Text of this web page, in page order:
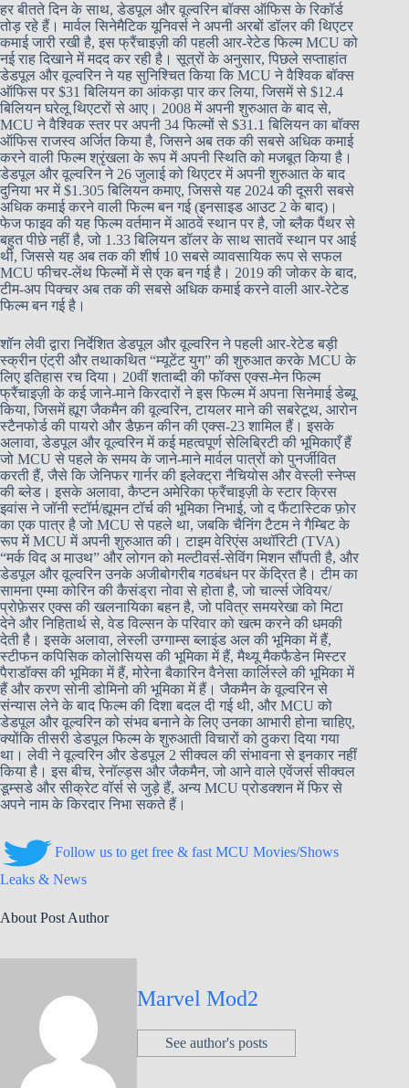
हर बीतते दिन के साथ, डेडपूल और वूल्वरिन बॉक्स ऑफिस के रिकॉर्ड
तोड़ रहे हैं। मार्वल सिनेमैटिक यूनिवर्स ने अपनी अरबों डॉलर की थिएटर
कमाई जारी रखी है, इस फ्रैंचाइज़ी की पहली आर-रेटेड फिल्म MCU को
नई राह दिखाने में मदद कर रही है। सूत्रों के अनुसार, पिछले सप्ताहांत
डेडपूल और वूल्वरिन ने यह सुनिश्चित किया कि MCU ने वैश्विक बॉक्स
ऑफिस पर $31 बिलियन का आंकड़ा पार कर लिया, जिसमें से $12.4
बिलियन घरेलू थिएटरों से आए। 2008 में अपनी शुरुआत के बाद से,
MCU ने वैश्विक स्तर पर अपनी 34 फिल्मों से $31.1 बिलियन का बॉक्स
ऑफिस राजस्व अर्जित किया है, जिसने अब तक की सबसे अधिक कमाई
करने वाली फिल्म श्रृंखला के रूप में अपनी स्थिति को मजबूत किया है।
डेडपूल और वूल्वरिन ने 26 जुलाई को थिएटर में अपनी शुरुआत के बाद
दुनिया भर में $1.305 बिलियन कमाए, जिससे यह 2024 की दूसरी सबसे
अधिक कमाई करने वाली फिल्म बन गई (इनसाइड आउट 2 के बाद)।
फेज फाइव की यह फिल्म वर्तमान में आठवें स्थान पर है, जो ब्लैक पैंथर से
बहुत पीछे नहीं है, जो 1.33 बिलियन डॉलर के साथ सातवें स्थान पर आई
थी, जिससे यह अब तक की शीर्ष 10 सबसे व्यावसायिक रूप से सफल
MCU फीचर-लेंथ फिल्मों में से एक बन गई है। 2019 की जोकर के बाद,
टीम-अप पिक्चर अब तक की सबसे अधिक कमाई करने वाली आर-रेटेड
फिल्म बन गई है।
शॉन लेवी द्वारा निर्देशित डेडपूल और वूल्वरिन ने पहली आर-रेटेड बड़ी
स्क्रीन एंट्री और तथाकथित “म्यूटेंट युग” की शुरुआत करके MCU के
लिए इतिहास रच दिया। 20वीं शताब्दी की फॉक्स एक्स-मेन फिल्म
फ्रैंचाइज़ी के कई जाने-माने किरदारों ने इस फिल्म में अपना सिनेमाई डेब्यू
किया, जिसमें ह्यूग जैकमैन की वूल्वरिन, टायलर माने की सबरेटूथ, आरोन
स्टैनफोर्ड की पायरो और डैफ़न कीन की एक्स-23 शामिल हैं। इसके
अलावा, डेडपूल और वूल्वरिन में कई महत्वपूर्ण सेलिब्रिटी की भूमिकाएँ हैं
जो MCU से पहले के समय के जाने-माने मार्वल पात्रों को पुनर्जीवित
करती हैं, जैसे कि जेनिफर गार्नर की इलेक्ट्रा नैचियोस और वेस्ली स्नेप्स
की ब्लेड। इसके अलावा, कैप्टन अमेरिका फ्रैंचाइज़ी के स्टार क्रिस
इवांस ने जॉनी स्टॉर्म/ह्यूमन टॉर्च की भूमिका निभाई, जो द फैंटास्टिक फ़ोर
का एक पात्र है जो MCU से पहले था, जबकि चैनिंग टैटम ने गैम्बिट के
रूप में MCU में अपनी शुरुआत की। टाइम वेरिएंस अथॉरिटी (TVA)
“मर्क विद अ माउथ” और लोगन को मल्टीवर्स-सेविंग मिशन सौंपती है, और
डेडपूल और वूल्वरिन उनके अजीबोगरीब गठबंधन पर केंद्रित है। टीम का
सामना एम्मा कोरिन की कैसंड्रा नोवा से होता है, जो चार्ल्स जेवियर/
प्रोफ़ेसर एक्स की खलनायिका बहन है, जो पवित्र समयरेखा को मिटा
देने और निहितार्थ से, वेड विल्सन के परिवार को खत्म करने की धमकी
देती है। इसके अलावा, लेस्ली उग्गाम्स ब्लाइंड अल की भूमिका में हैं,
स्टीफन कपिसिक कोलोसियस की भूमिका में हैं, मैथ्यू मैकफैडेन मिस्टर
पैराडॉक्स की भूमिका में हैं, मोरेना बैकारिन वैनेसा कार्लिस्ले की भूमिका में
हैं और करण सोनी डोमिनो की भूमिका में हैं। जैकमैन के वूल्वरिन से
संन्यास लेने के बाद फिल्म की दिशा बदल दी गई थी, और MCU को
डेडपूल और वूल्वरिन को संभव बनाने के लिए उनका आभारी होना चाहिए,
क्योंकि तीसरी डेडपूल फिल्म के शुरुआती विचारों को ठुकरा दिया गया
था। लेवी ने वूल्वरिन और डेडपूल 2 सीक्वल की संभावना से इनकार नहीं
किया है। इस बीच, रेनॉल्ड्स और जैकमैन, जो आने वाले एवेंजर्स सीक्वल
डूम्सडे और सीक्रेट वॉर्स से जुड़े हैं, अन्य MCU प्रोडक्शन में फिर से
अपने नाम के किरदार निभा सकते हैं।
Follow us to get free & fast MCU Movies/Shows
Leaks & News
About Post Author
Marvel Mod2
See author's posts